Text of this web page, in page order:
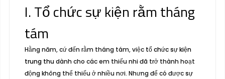
I. Tổ chức sự kiện rằm tháng
tám
Hằng năm, cứ đến rằm tháng tám, việc tổ chức sự kiện
trung thudành cho các em thiếu nhi đã trở thành hoạt
động không thể thiếu ở nhiều nơi. Nhưng để có đượcsự